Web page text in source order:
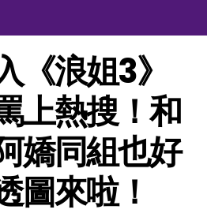
《浪姐3》
上熱搜！和
嬌同組也好
圖來啦！